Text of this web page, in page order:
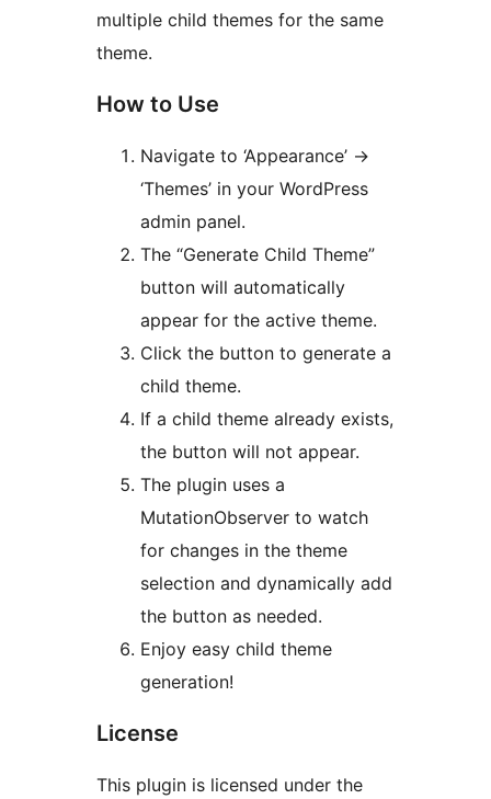
multiple child themes for the same
theme.
How to Use
Navigate to ‘Appearance’ ->
‘Themes’ in your WordPress
admin panel.
The “Generate Child Theme”
button will automatically
appear for the active theme.
Click the button to generate a
child theme.
If a child theme already exists,
the button will not appear.
The plugin uses a
MutationObserver to watch
for changes in the theme
selection and dynamically add
the button as needed.
Enjoy easy child theme
generation!
License
This plugin is licensed under the